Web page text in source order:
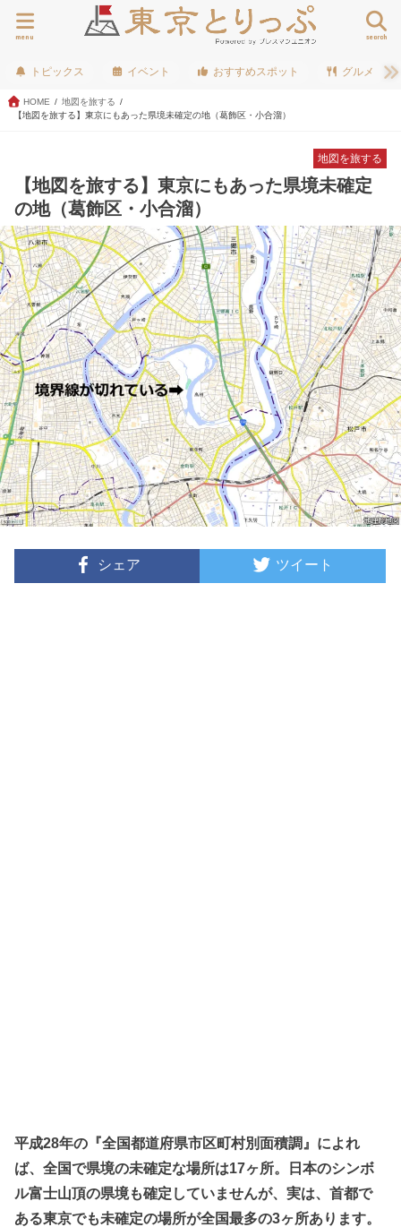
search
menu
トピックス イベント おすすめスポット グルメ
HOME
地図を旅する
【地図を旅する】東京にもあった県境未確定の地（葛飾区・小合溜）
地図を旅する
【地図を旅する】東京にもあった県境未確定
の地（葛飾区・小合溜）
シェア ツイート
平成28年の『全国都道府県市区町村別面積調』によれ
ば、全国で県境の未確定な場所は17ヶ所。日本のシンボ
ル富士山頂の県境も確定していませんが、実は、首都で
ある東京でも未確定の場所が全国最多の3ヶ所あります。